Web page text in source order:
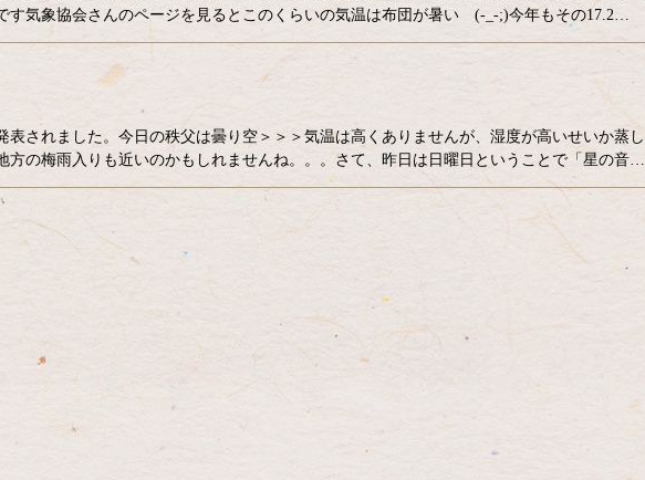
す気象協会さんのページを見るとこのくらいの気温は布団が暑い (-_-;)今年もその17.2…
表されました。今日の秩父は曇り空＞＞＞気温は高くありませんが、湿度が高いせいか蒸し
方の梅雨入りも近いのかもしれませんね。。。さて、昨日は日曜日ということで「星の音…